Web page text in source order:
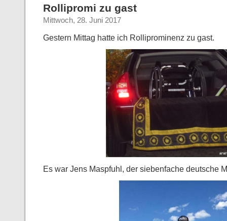
Rollipromi zu gast
Mittwoch, 28. Juni 2017
Gestern Mittag hatte ich Rolliprominenz zu gast.
Es war Jens Maspfuhl, der siebenfache deutsche